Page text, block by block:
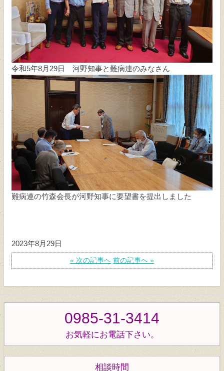
令和5年8月29日 河野知事と難病連のみなさん
難病連の竹森会長が河野知事に要望書を提出しました
2023年8月29日
« 次の記事へ 前の記事へ »
0985-31-3414
お気軽にお電話下さい。
相談時間